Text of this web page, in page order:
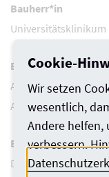
Bauherr*in
Universitätsklinikum
Architekt Friedrich P.
Architekt Wolfgang
Beteiligte
Daniela Eilers,
Cookie-
Wir setzen
wesentlich,
Andere helfen,
verbessern.